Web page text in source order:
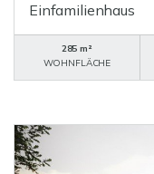
Einfamilienhaus
285 m²
WOHNFLÄCHE